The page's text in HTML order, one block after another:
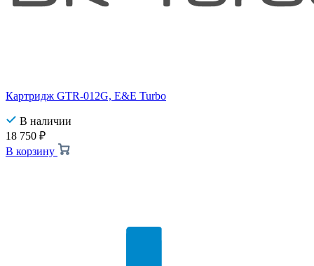
Картридж GTR-012G, E&E Turbo
В наличии
18 750 ₽
В корзину